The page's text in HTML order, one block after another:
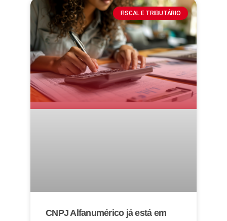
FISCAL E TRIBUTÁRIO
CNPJ Alfanumérico já está em